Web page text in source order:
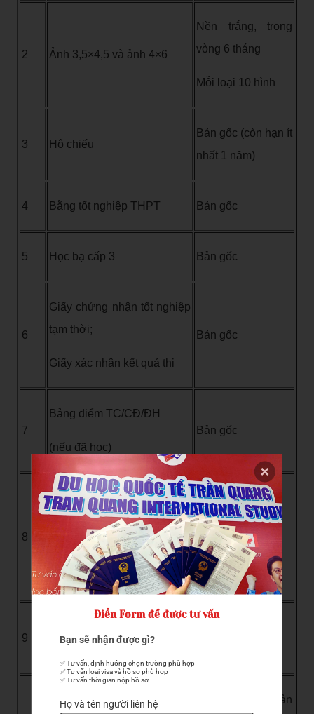
2 Ảnh 3,5×4,5 và ảnh 4×6
Nền trắng, trong
vòng 6 tháng
Mỗi loại 10 hình
3 Hộ chiếu
Bản gốc (còn hạn ít
nhất 1 năm)
4 Bằng tốt nghiệp THPT Bản gốc
5 Học bạ cấp 3 Bản gốc
6
Giấy chứng nhận tốt nghiệp
tạm thời;
Giấy xác nhận kết quả thi
Bản gốc
7
Bảng điểm TC/CĐ/ĐH
(nếu đã học)
Bản gốc
8
Bằng tốt nghiệp TC/CĐ/ĐH
(nếu đã tốt nghiệp)
XN thời gian học tập/XN
sinh viên nếu chưa TN
Bản gốc
9
(nếu có)
1 bản photo, 1 bản
Điền Form để được tư vấn
Bạn sẽ nhận được gì?
✅ Tư vấn, định hướng chọn trường phù hợp
✅ Tư vấn loại visa và hồ sơ phù hợp
✅ Tư vấn thời gian nộp hồ sơ
Họ và tên người liên hệ